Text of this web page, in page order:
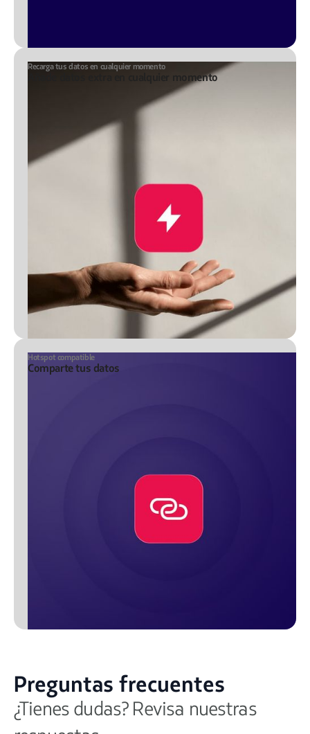
Recarga tus datos en cualquier momento
Añade datos extra en cualquier momento
Hotspot compatible
Comparte tus datos
Preguntas frecuentes
¿Tienes dudas? Revisa nuestras